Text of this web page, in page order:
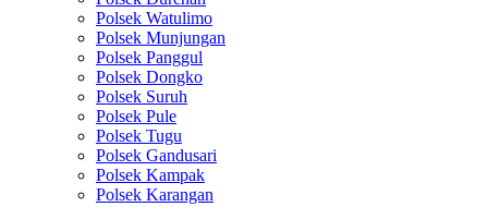
Polsek Watulimo
Polsek Munjungan
Polsek Panggul
Polsek Dongko
Polsek Suruh
Polsek Pule
Polsek Tugu
Polsek Gandusari
Polsek Kampak
Polsek Karangan